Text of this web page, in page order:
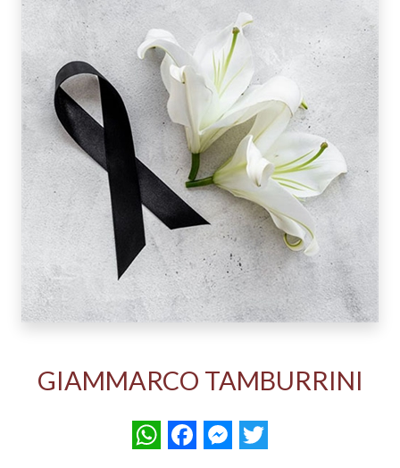
GIAMMARCO TAMBURRINI
WhatsAppFacebookMessenger
Twitter